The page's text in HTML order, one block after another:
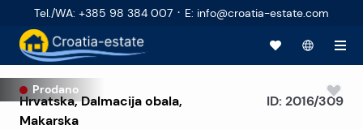
Tel./WA: +385 98 384 007 · E: info@croatia-estate.com
Prodano
Hrvatska,Dalmacija obala,
Makarska
ID: 2016/309